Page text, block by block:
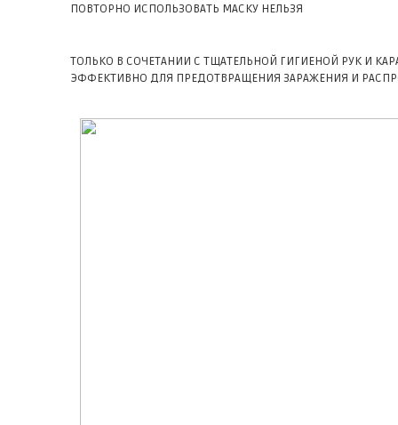
ПОВТОРНО ИСПОЛЬЗОВАТЬ МАСКУ НЕЛЬЗЯ
ТОЛЬКО В СОЧЕТАНИИ С ТЩАТЕЛЬНОЙ ГИГИЕНОЙ РУК И
ЭФФЕКТИВНО ДЛЯ ПРЕДОТВРАЩЕНИЯ ЗАРАЖЕНИЯ И